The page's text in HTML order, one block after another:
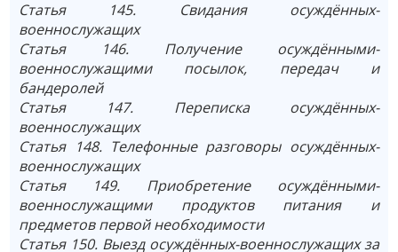
Статья 145. Свидания осуждённых-
военнослужащих
Статья 146. Получение осуждёнными-
военнослужащими посылок, передач и
бандеролей
Статья 147. Переписка осуждённых-
военнослужащих
Статья 148. Телефонные разговоры осуждённых-
военнослужащих
Статья 149. Приобретение осуждёнными-
военнослужащими продуктов питания и
предметов первой необходимости
Статья 150. Выезд осуждённых-военнослужащих за